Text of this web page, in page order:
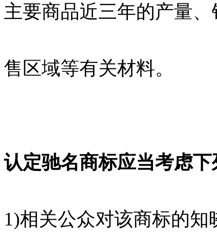
主要商品近三年的产量
售区域等有关材料。
认定驰名商标应当考虑下
1)相关公众对该商标的知